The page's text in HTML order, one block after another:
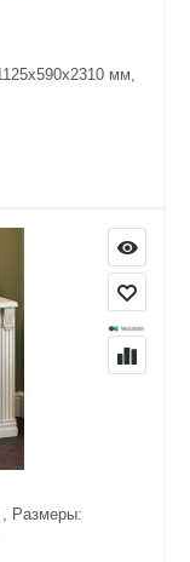
мм,
, Размеры: